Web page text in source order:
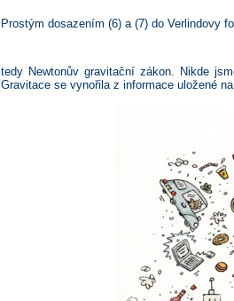
Prostým dosazením (6) a (7) do Verlindovy
tedy Newtonův gravitační zákon. Nikde
Gravitace se vynořila z informace uložené